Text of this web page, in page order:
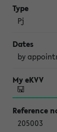
Pj
by
205003